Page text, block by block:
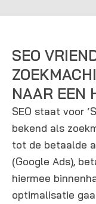
SEO
NAAR EEN
SEO staat voor
bekend als
tot de betaalde
(Google Ads),
hiermee
optimalisatie